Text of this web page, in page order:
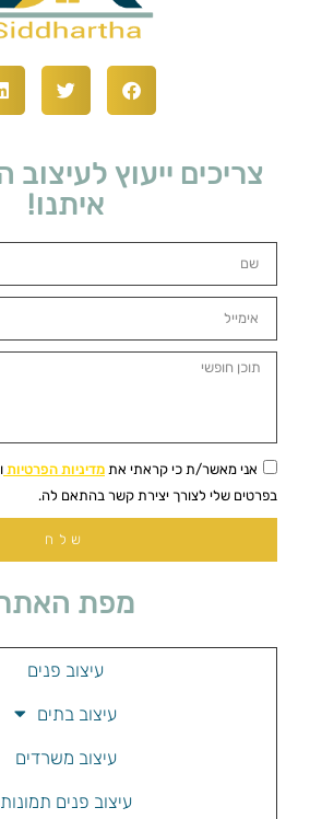
מפת
עיצוב פנים
עיצוב בתים
עיצוב משרדים
עיצוב פנים תמונות
צריכים ייעוץ
איתנו!
אני מאשר/ת כי קראתי את מדיניות הפרטיות
בפרטים שלי לצורך יצירת קשר בהתאם לה.
שלח